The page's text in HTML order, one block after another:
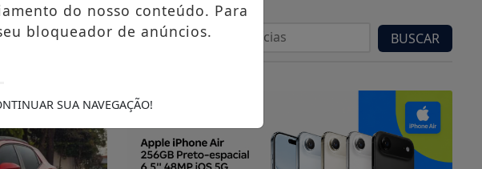
BUSCAR
do nosso conteúdo. Para
bloqueador de anúncios.
SUA NAVEGAÇÃO!